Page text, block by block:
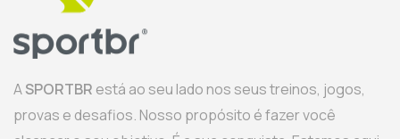
ASPORTBR está ao seu lado nos seus treinos, jogos,
provas e desafios. Nosso propósito é fazer você